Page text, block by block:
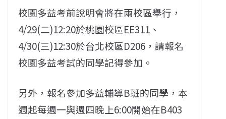
校園多益考前說明會將在兩校區舉行，
4/29(二)12:20於桃園校區EE311、
4/30(三)12:30於台北校區D206，請報名
校園多益考試的同學記得參加。
另外，報名參加多益輔導B班的同學，本
週起每週一與週四晚上6:00開始在B403